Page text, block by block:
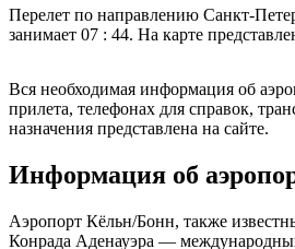
Перелет по направлению Санкт-
занимает 07 : 44. На картеСанкт-
Вся необходимая информация об
прилета, телефонах для справок,
назначения представлена на сайте.
Информация об
Аэропорт Кёльн/Бонн, также
Конрада Аденауэра —